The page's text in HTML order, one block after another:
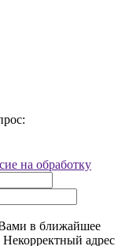
на обработку
в ближайшее
Некорректный адрес